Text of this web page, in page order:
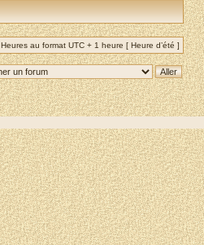
Heures au format UTC + 1 heure [ Heure d’été ]